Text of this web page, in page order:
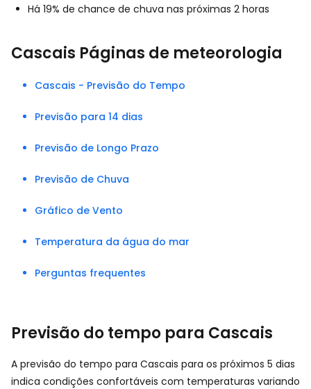
Há 19% de chance de chuva nas próximas 2 horas
Cascais Páginas de meteorologia
Cascais - Previsão do Tempo
Previsão para 14 dias
Previsão de Longo Prazo
Previsão de Chuva
Gráfico de Vento
Temperatura da água do mar
Perguntas frequentes
Previsão do tempo para Cascais
A previsão do tempo para Cascais para os próximos 5 dias
indica condições confortáveis com temperaturas variando